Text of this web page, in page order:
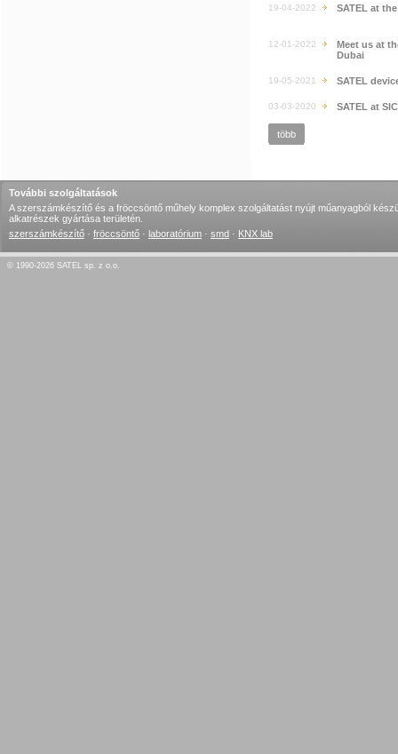
19-04-2022 SATEL at
12-01-2022
Meet us at
Dubai
19-05-2021 SATEL
03-03-2020 SATEL at
több
További szolgáltatások
A szerszámkészítő és a fröccsöntő műhely komplex szolgáltatást nyújt műanyagból
alkatrészek gyártása területén.
szerszámkészítő · fröccsöntő · laboratórium · smd · KNX lab
© 1990-2026 SATEL sp. z o.o.